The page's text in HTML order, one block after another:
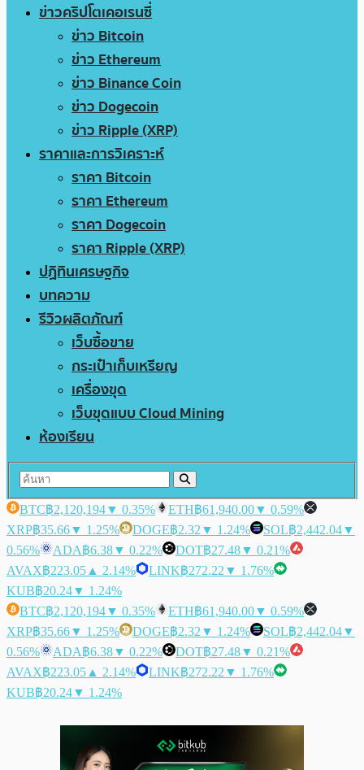
ข่าวคริปโตเคอเรนซี่
ข่าว Bitcoin
ข่าว Ethereum
ข่าว Binance Coin
ข่าว Dogecoin
ข่าว Ripple (XRP)
ราคาและการวิเคราะห์
ราคา Bitcoin
ราคา Ethereum
ราคา Dogecoin
ราคา Ripple (XRP)
ปฏิทินเศรษฐกิจ
บทความ
รีวิวผลิตภัณฑ์
เว็บซื้อขาย
กระเป๋าเก็บเหรียญ
เครื่องขุด
เว็บขุดแบบ Cloud Mining
ห้องเรียน
BTC฿2,120,194▼ 0.35% ETH฿61,940.00▼ 0.59%
XRP฿35.66▼ 1.25% DOGE฿2.32 ▼ 1.24% SOL฿2,442.04▼
0.56%
ADA฿6.38▼ 0.22% DOT฿27.48▼ 0.21%
AVAX฿223.05 ▲ 2.14% LINK฿272.22 ▼ 1.76%
KUB฿20.24▼ 1.24%
BTC฿2,120,194▼ 0.35% ETH฿61,940.00▼ 0.59%
XRP฿35.66▼ 1.25% DOGE฿2.32 ▼ 1.24% SOL฿2,442.04▼
0.56%
ADA฿6.38▼ 0.22% DOT฿27.48▼ 0.21%
AVAX฿223.05 ▲ 2.14% LINK฿272.22 ▼ 1.76%
KUB฿20.24▼ 1.24%